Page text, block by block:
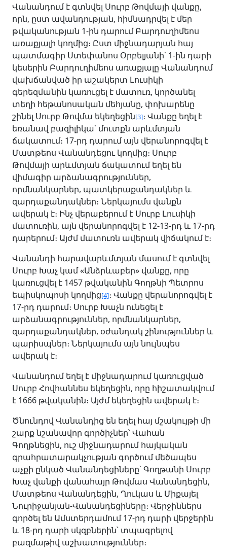
Վանանդում է գտնվել Սուրբ Թովմայի վանքը,
որն, ըստ ավանդության, հիմնադրվել է մեր
թվականության 1-ին դարում Բարդուղիմեոս
առաքյալի կողմից։ Ըստ միջնադարյան հայ
պատմագիր Ստեփանոս Օրբելյանի՝ 1-ին դարի
կեսերին Բարդուղիմեոս առաքյալը Վանանդում
վախճանված իր աշակերտ Լուսիկի
գերեզմանին կառուցել է մատուռ, կործանել
տեղի հեթանոսական մեհյանը, փոխարենը
շինել Սուրբ Թովմա եկեղեցին[3]։ Վանքը եղել է
եռանավ բազիլիկա՝ մուտքն արևմտյան
ճակատում։ 17-րդ դարում այն վերանորոգվել է
Մատթեոս Վանանդեցու կողմից։ Սուրբ
Թովմայի արևմտյան ճակատում եղել են
վիմագիր արձանագրություններ,
որմնանկարներ, պատկերաքանդակներ և
զարդաքանդակներ։ Ներկայումս վանքն
ավերակ է։ Ինչ վերաբերում է Սուրբ Լուսիկի
մատուռին, այն վերանորոգվել է 12-13-րդ և 17-րդ
դարերում։ Այժմ մատուռն ավերակ վիճակում է։
Վանանդի հարավարևմտյան մասում է գտնվել
Սուրբ Խաչ կամ «Անձրևաբեր» վանքը, որը
կառուցվել է 1457 թվականին Գողթնի Պետրոս
եպիսկոպոսի կողմից[4]։ Վանքը վերանորոգվել է
17-րդ դարում։ Սուրբ Խաչն ունեցել է
արձանագրություններ, որմնանկարներ,
զարդաքանդակներ, օժանդակ շինություններ և
պարիսպներ։ Ներկայումս այն նույնպես
ավերակ է։
Վանանդում եղել է միջնադարում կառուցված
Սուրբ Հովհաննես եկեղեցին, որը հիշատակվում
է 1666 թվականին։ Այժմ եկեղեցին ավերակ է։
Ծնունդով Վանանդից են եղել հայ մշակույթի մի
շարք նշանավոր գործիչներ՝ Վահան
Գողթնեցին, ուշ միջնադարում հայկական
գրահրատարակչության գործում մեծապես
աչքի ընկած Վանանդեցիները՝ Գողթանի Սուրբ
Խաչ վանքի վանահայր Թովմաս Վանանդեցին,
Մատթեոս Վանանդեցին, Ղուկաս և Միքայել
Նուրիջանյան-Վանանդեցիները։ Վերջիններս
գործել են Ամստերդամում 17-րդ դարի վերջերին
և 18-րդ դարի սկզբներին՝ տպագրելով
բազմաթիվ աշխատություններ։